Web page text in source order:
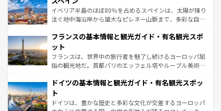
景など、自然景観も見逃せない。観光の合間には、本場の
ピザやパスタなど、絶品のイタリア料理を堪能することも
ませてくれるイタリアで、忘れられない旅をしてみよう！
なお、新着のイタリア情報は
しい。
イベリア半島のほぼ80％を占めるスペインは、太陽が降り
注ぐ地中海沿岸から雄大なピレネー山脈まで、多彩な自然
文化が根付くこの国では、情熱的なフラメンコ、熱気あふ
れる闘牛、そして美味しいタパスが生活の一部となってい
る。首都マドリードの洗練された雰囲気や、バルセロナの
アートに溢れた街角から、地方では古代ローマ遺跡や中世
せる。地方によって風土や気候が異なるスペインはその個
ンテンツ一覧 を参照してほしい。
フランスの基本情報と観光ガイド・有名観光スポ
ット
フランスは、世界中の旅行者を魅了し続けるヨーロッパ屈
指の観光地だ。首都パリのエッフェル塔やルーブル美術館
で、幅広い魅力が詰まっている。華麗な宮殿、歴史的な大
聖堂、美しいビーチ、そして豊かな自然が、訪れる者を心
から魅了する。また、フランスは美食の国としても知ら
れ、フランス料理はユネスコ無形文化遺産にも登録されて
ドイツの基本情報と観光ガイド・有名観光スポッ
ト
ドイツは、豊かな歴史と多彩な文化が交差するヨーロッパ